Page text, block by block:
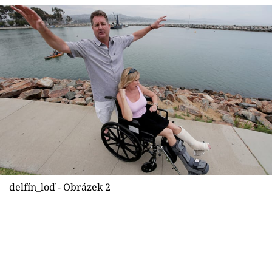
Videa
Sledujte prima+
Přihlášení
Sledujte nás
delfín_loď - Obrázek 2